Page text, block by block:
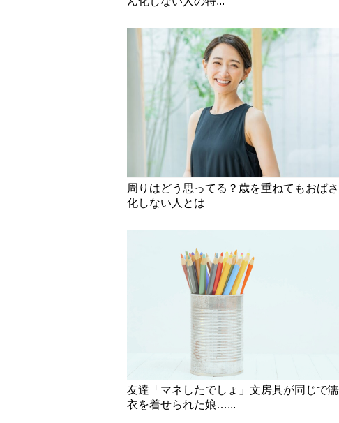
周りはどう思ってる？歳を重ねてもおば
化しない人とは
友達「マネしたでしょ」文房具が同じで
衣を着せられた娘…...